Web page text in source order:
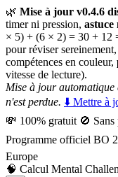
🌿 Mise à jour v0.4.6
timer ni pression, astuce
× 5) + (6 × 2) = 30 + 12
pour réviser sereinement,
compétences en couleur,
vitesse de lecture).
Mise à jour automatique
n'est perdue. ⬇️ Mettre à
💸 100% gratuit 🚫
Programme officiel BO
Europe
🧠 Calcul Mental